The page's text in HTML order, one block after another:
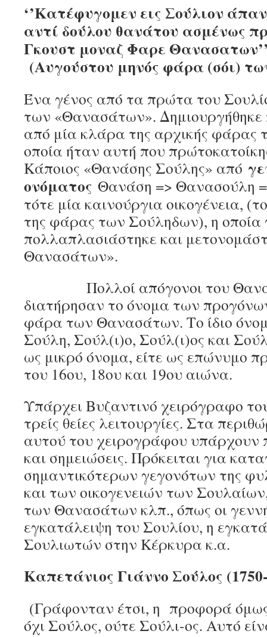
‘’Κατέφυγομεν εις Σούλιον
αντί δούλου θανάτου ασμένως
Γκουστ μοναζ Φαρε
(Αυγούστου μηνός φάρα (σόι)
Ένα γένος από τα πρώτα του
των «Θανασάτων». Δημιουργήθηκε
από μία κλάρα της αρχικής φάρας
οποία ήταν αυτή που
Κάποιος «Θανάσης Σούλης» από
ονόματος Θανάση => Θανασούλη
τότε μία καινούργια οικογένεια,
της φάρας των Σούληδων), η οποία
πολλαπλασιάστηκε και
Θανασάτων».
Πολλοί απόγονοι του
διατήρησαν το όνομα των
φάρα των Θανασάτων. Το ίδιο
Σούλη, Σούλ(ι)ο, Σούλ(ι)ος και
ως μικρό όνομα, είτε ως επώνυμο
του 16ου, 18ου και 19ου αιώνα.
Υπάρχει Βυζαντινό χειρόγραφο
τρείς θείες λειτουργίες. Στα
αυτού του χειρογράφου υπάρχουν
και σημειώσεις. Πρόκειται για
σημαντικότερων γεγονότων της
και των οικογενειών των
των Θανασάτων κλπ., όπως οι
εγκατάλειψη του Σουλίου, η
Σουλιωτών στην Κέρκυρα κ.α.
Καπετάνιος Γιάννο Σούλος
(Γράφονταν έτσι, η προφορά
όχι Σούλος, ούτε Σούλι-ος. Αυτό